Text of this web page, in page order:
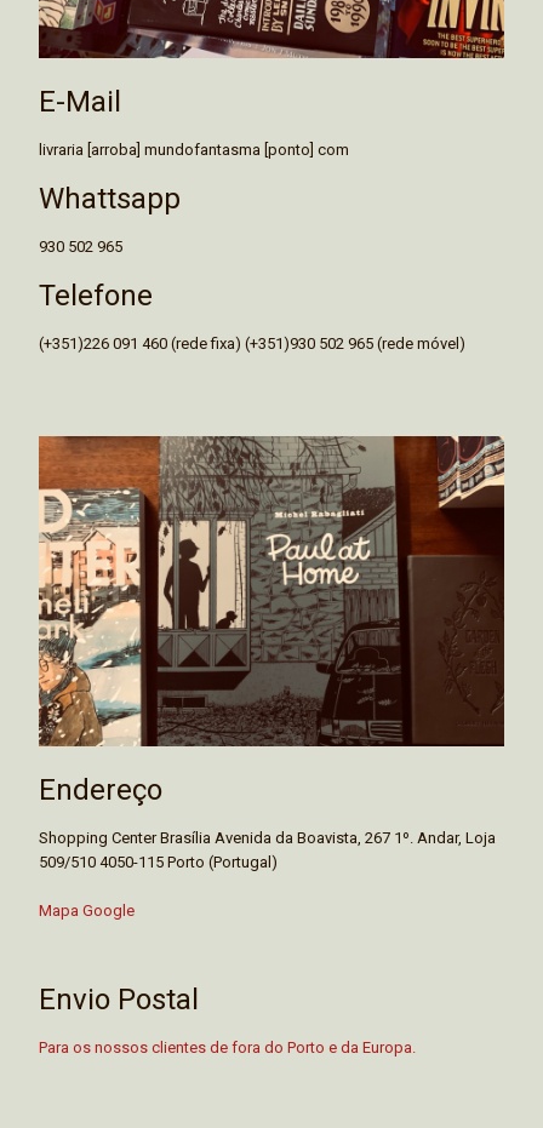
E-Mail
livraria [arroba] mundofantasma [ponto] com
Whattsapp
930 502 965
Telefone
(+351)226 091 460 (rede fixa) (+351)930 502 965 (rede móvel)
Endereço
Shopping Center Brasília Avenida da Boavista, 267 1º. Andar, Loja
509/510 4050-115 Porto (Portugal)
Mapa Google
Envio Postal
Para os nossos clientes de fora do Porto e da Europa.